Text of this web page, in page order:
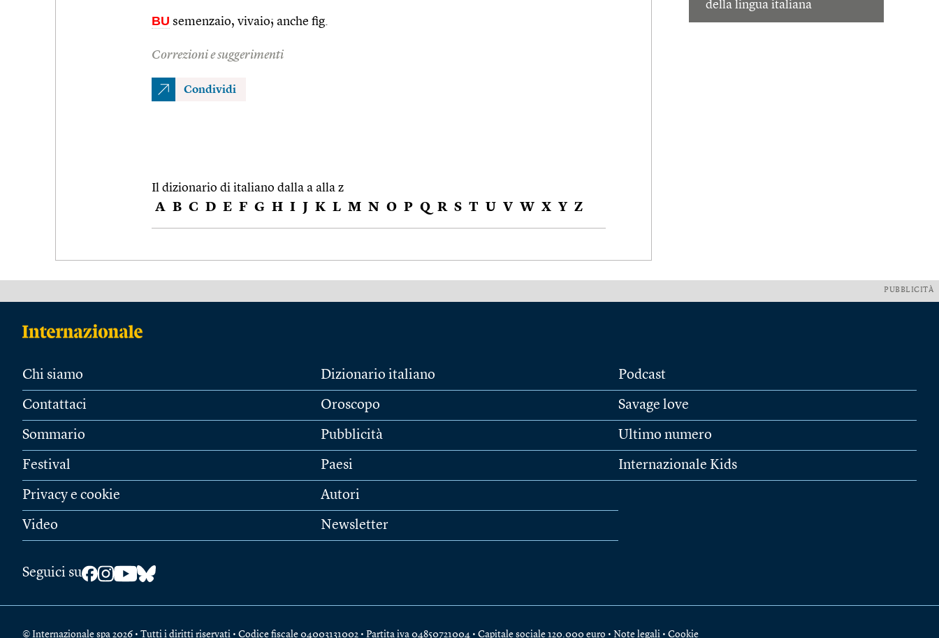
della lingua italiana
BU semenzaio, vivaio; anche fig.
Correzioni e suggerimenti
Condividi
Il dizionario di italiano dalla a alla z
A B C D E F G H I J K L M N O P Q R S T U V W X Y Z
PUBBLICITÀ
Chi siamo
Contattaci
Sommario
Festival
Privacy e cookie
Video
Dizionario italiano
Oroscopo
Pubblicità
Paesi
Autori
Newsletter
Podcast
Savage love
Ultimo numero
Internazionale Kids
Seguici su
© Internazionale spa 2026 • Tutti i diritti riservati • Codice fiscale 04003131002 • Partita iva 04850721004 • Capitale sociale 120.000 euro • Note legali • Cookie